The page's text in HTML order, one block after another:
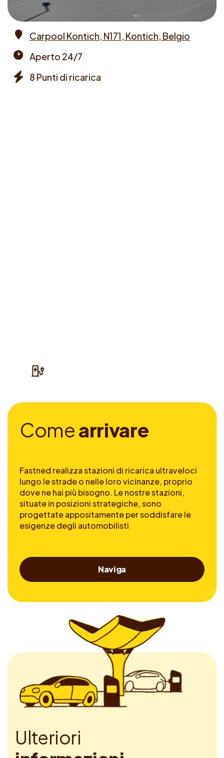
Carpool Kontich, N171, Kontich, Belgio
times
Aperto 24/7
8 Punti di ricarica
Comearrivare
Fastned realizza stazioni di ricarica ultraveloci
lungo le strade o nelle loro vicinanze, proprio
dove ne hai più bisogno. Le nostre stazioni,
situate in posizioni strategiche, sono
progettate appositamente per soddisfare le
esigenze degli automobilisti
Naviga
Ulteriori